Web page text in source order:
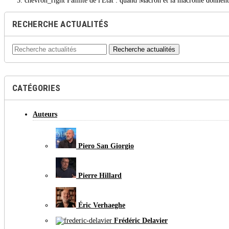
RECHERCHE ACTUALITÉS
Recherche actualités
CATÉGORIES
Auteurs
Piero San Giorgio
Pierre Hillard
Éric Verhaeghe
Frédéric Delavier